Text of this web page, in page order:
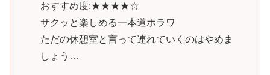
おすすめ度:★★★★☆
サクッと楽しめる一本道ホラワ
ただの休憩室と言って連れていくのはやめま
しょう…